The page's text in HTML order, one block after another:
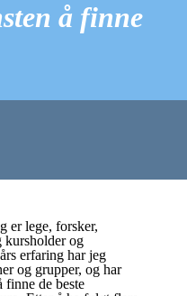
å finne
er lege, forsker,
kursholder og
erfaring har jeg
og grupper, og har
finne de beste